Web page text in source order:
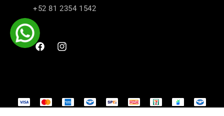
+52 81 2354 1542
FacebookInstagram